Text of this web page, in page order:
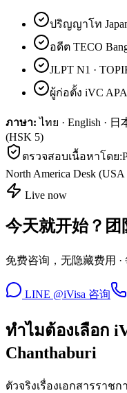
ปริญญาโท
อดีต TECO
JLPT N1 ·
ผู้ก่อตั้ง iVC
ภาษา: ไทย · English ·
(HSK 5)
ตรวจสอบเนื้อหาโดย:
North America Desk (USA
Live now
今天就开始？团
免费咨询，无隐藏费用 ·
LINE @iVisa 咨询
ทำไมต้องเลือก
Chanthaburi
ตัวจริงเรื่องเอกสารราชก